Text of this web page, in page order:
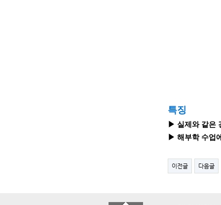
특징
▶ 실제와 같은
▶ 해부학 수업
이전글 다음글